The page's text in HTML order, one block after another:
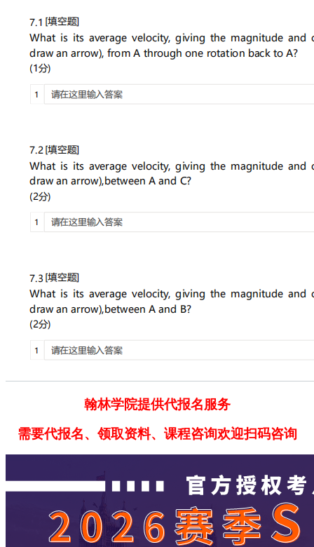
翰林学院提供代报名服务
需要代报名、领取资料、课程咨询欢迎扫码咨询